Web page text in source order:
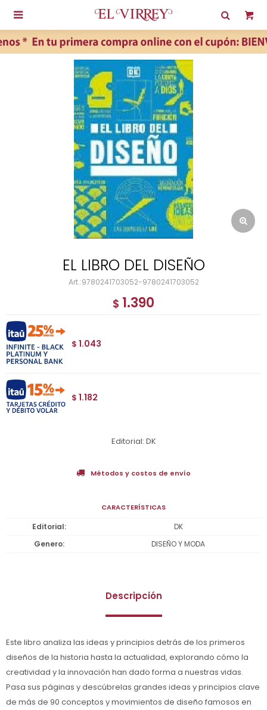

EL LIBRO DEL DISEÑO
9780241703052-9780241703052
$ 1.390
$ 1.043
$ 1.182
Editorial: DK
Métodos y costos de envío
CARACTERÍSTICAS
Editorial
DK
Genero
DISEÑO Y MODA
Descripción
Este libro analiza las ideas y principios detrás de los primeros
diseños de la historia hasta la actualidad, explorando cómo la
creatividad y la innovación han dado forma a nuestras vidas.
Pasa sus páginas y descúbrelas grandes ideas y principios clave
de más de 90 conceptos y movimientos de diseño famosos en